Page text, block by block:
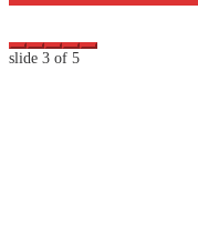
slide 3 of 5